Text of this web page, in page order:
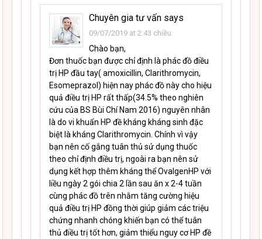
Chuyên gia tư vấn says
09/07/2019 at 2:43 chiều
Chào bạn,
Đơn thuốc bạn được chỉ định là phác đồ điều
trị HP đầu tay( amoxicillin, Clarithromycin,
Esomeprazol) hiện nay phác đồ này cho hiệu
quả điều trị HP rất thấp(34.5% theo nghiên
cứu của BS Bùi Chí Nam 2016) nguyên nhân
là do vi khuẩn HP đề kháng kháng sinh đặc
biệt là kháng Clarithromycin. Chính vì vậy
bạn nên cố gắng tuân thủ sử dụng thuốc
theo chỉ định điều trị, ngoài ra bạn nên sử
dụng kết hợp thêm kháng thể OvalgenHP với
liều ngày 2 gói chia 2 lần sau ăn x 2-4 tuần
cùng phác đồ trên nhằm tăng cường hiệu
quả điều trị HP đồng thời giúp giảm các triệu
chứng nhanh chóng khiến bạn có thể tuân
thủ điều trị tốt hơn, giảm thiểu nguy cơ HP đề